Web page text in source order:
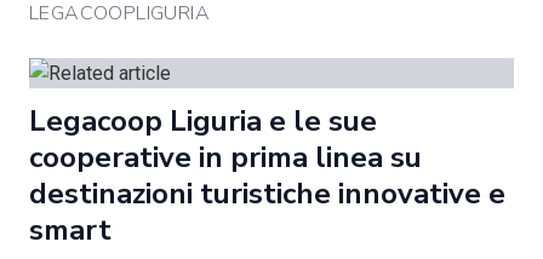
LEGACOOPLIGURIA
Legacoop Liguria e le sue
cooperative in prima linea su
destinazioni turistiche innovative e
smart